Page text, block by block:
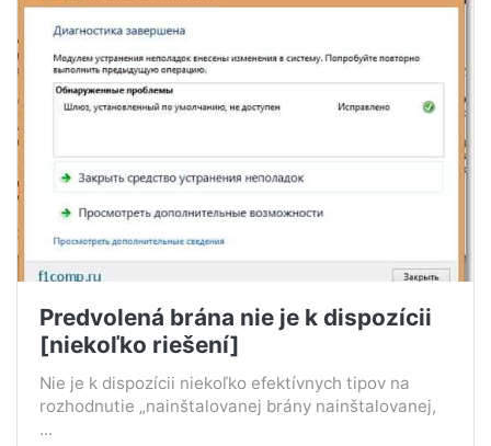
Predvolená brána nie je k dispozícii
[niekoľko riešení]
Nie je k dispozícii niekoľko efektívnych tipov na
rozhodnutie „nainštalovanej brány nainštalovanej,
...